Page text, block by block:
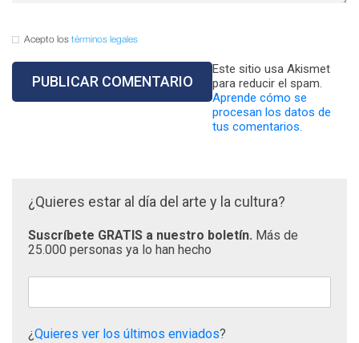
Acepto los términos legales
Este sitio usa Akismet
para reducir el spam.
Aprende cómo se
procesan los datos de
tus comentarios.
¿Quieres estar al día del arte y la cultura?
Suscríbete GRATIS a nuestro boletín. Más de
25.000 personas ya lo han hecho
¿Quieres ver los últimos enviados?